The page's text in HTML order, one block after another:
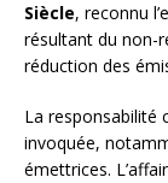
Siècle, reconnu
résultant du non-
réduction des
La responsabilité
invoquée,
émettrices.